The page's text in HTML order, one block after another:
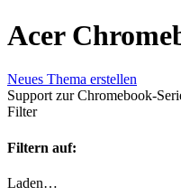
Acer
Neues Thema erstellen
Support zur Chromebook-
Filter
Filtern auf:
Laden…